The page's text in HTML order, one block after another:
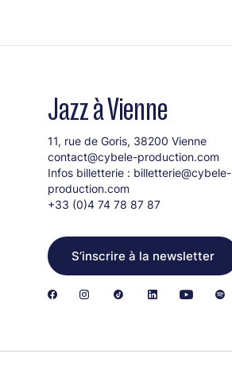
Jazz à Vienne
11, rue de Goris, 38200 Vienne
contact@cybele-production.com
Infos billetterie : billetterie@cybele-
production.com
+33 (0)4 74 78 87 87
S’inscrire à la newsletter